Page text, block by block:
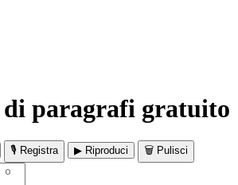
di paragrafi gratuito
🎙 Registra ▶ Riproduci 🗑 Pulisci